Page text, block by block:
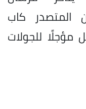
المتصدر كاب
للجولات